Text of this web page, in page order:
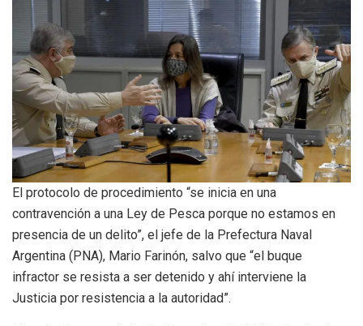
El protocolo de procedimiento “se inicia en una
contravención a una Ley de Pesca porque no estamos en
presencia de un delito”, el jefe de la Prefectura Naval
Argentina (PNA), Mario Farinón, salvo que “el buque
infractor se resista a ser detenido y ahí interviene la
Justicia por resistencia a la autoridad”.